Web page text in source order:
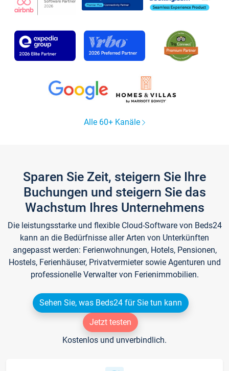
Alle 60+ Kanäle
Sparen Sie Zeit, steigern Sie Ihre
Buchungen und steigern Sie das
Wachstum Ihres Unternehmens
Die leistungsstarke und flexible Cloud-Software von Beds24
kann an die Bedürfnisse aller Arten von Unterkünften
angepasst werden: Ferienwohnungen, Hotels, Pensionen,
Hostels, Ferienhäuser, Privatvermieter sowie Agenturen und
professionelle Verwalter von Ferienimmobilien.
Sehen Sie, was Beds24 für Sie tun kann
Jetzt testen
Kostenlos und unverbindlich.